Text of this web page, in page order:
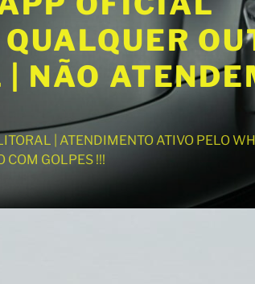
NÃO
| ATENDIMENTO ATIVO PELO
COM GOLPES !!!